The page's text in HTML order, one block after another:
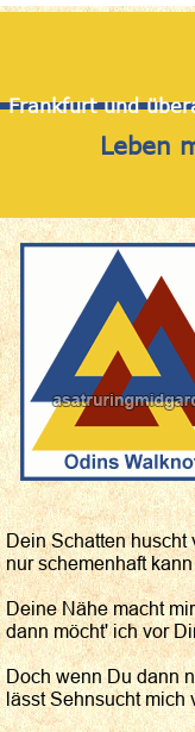
Frankfurt und
Leben
Dein Schatten huscht
nur schemenhaft
Deine Nähe macht
dann möcht' ich vor
Doch wenn Du dann
lässt Sehnsucht mich